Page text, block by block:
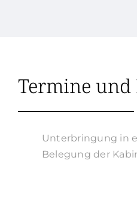
Termine und
Unterbringung in
Belegung der